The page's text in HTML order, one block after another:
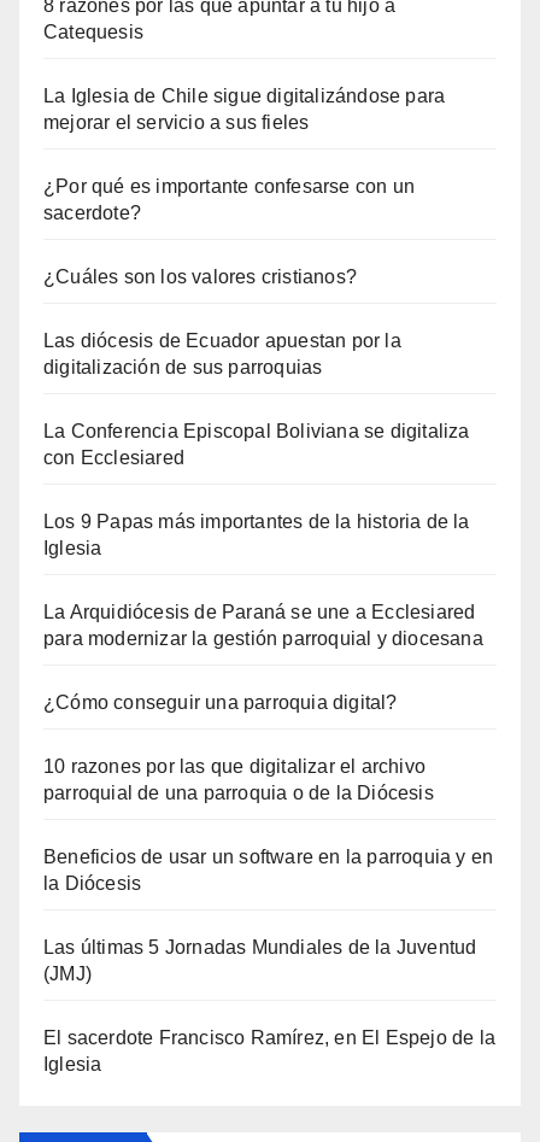
8 razones por las que apuntar a tu hijo a
Catequesis
La Iglesia de Chile sigue digitalizándose para
mejorar el servicio a sus fieles
¿Por qué es importante confesarse con un
sacerdote?
¿Cuáles son los valores cristianos?
Las diócesis de Ecuador apuestan por la
digitalización de sus parroquias
La Conferencia Episcopal Boliviana se digitaliza
con Ecclesiared
Los 9 Papas más importantes de la historia de la
Iglesia
La Arquidiócesis de Paraná se une a Ecclesiared
para modernizar la gestión parroquial y diocesana
¿Cómo conseguir una parroquia digital?
10 razones por las que digitalizar el archivo
parroquial de una parroquia o de la Diócesis
Beneficios de usar un software en la parroquia y en
la Diócesis
Las últimas 5 Jornadas Mundiales de la Juventud
(JMJ)
El sacerdote Francisco Ramírez, en El Espejo de la
Iglesia